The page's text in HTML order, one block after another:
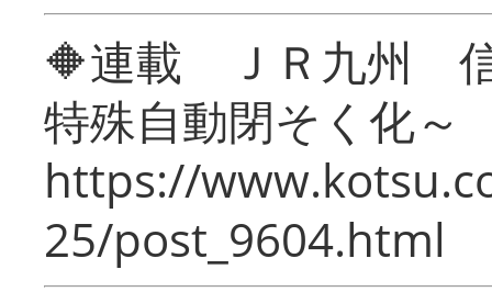
🔶連載 ＪＲ九州 信
特殊自動閉そく化～
https://
25/post_9604.html